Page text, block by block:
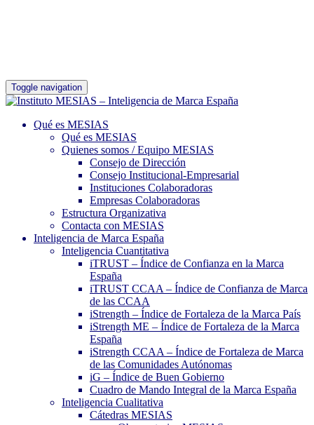
Toggle navigation
Qué es MESIAS
Qué es MESIAS
Quienes somos / Equipo MESIAS
Consejo de Dirección
Consejo Institucional-Empresarial
Instituciones Colaboradoras
Empresas Colaboradoras
Estructura Organizativa
Contacta con MESIAS
Inteligencia de Marca España
Inteligencia Cuantitativa
iTRUST – Índice de Confianza en la Marca
España
iTRUST CCAA – Índice de Confianza de Marca
de las CCAA
iStrength – Índice de Fortaleza de la Marca País
iStrength ME – Índice de Fortaleza de la Marca
España
iStrength CCAA – Índice de Fortaleza de Marca
de las Comunidades Autónomas
iG – Índice de Buen Gobierno
Cuadro de Mando Integral de la Marca España
Inteligencia Cualitativa
Cátedras MESIAS